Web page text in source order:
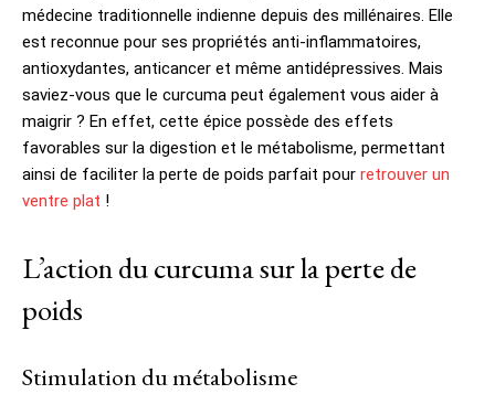
médecine traditionnelle indienne depuis des millénaires. Elle
est reconnue pour ses propriétés anti-inflammatoires,
antioxydantes, anticancer et même antidépressives. Mais
saviez-vous que le curcuma peut également vous aider à
maigrir ? En effet, cette épice possède des effets
favorables sur la digestion et le métabolisme, permettant
ainsi de faciliter la perte de poids parfait pour retrouver un
ventre plat !
L’action du curcuma sur la perte de
poids
Stimulation du métabolisme